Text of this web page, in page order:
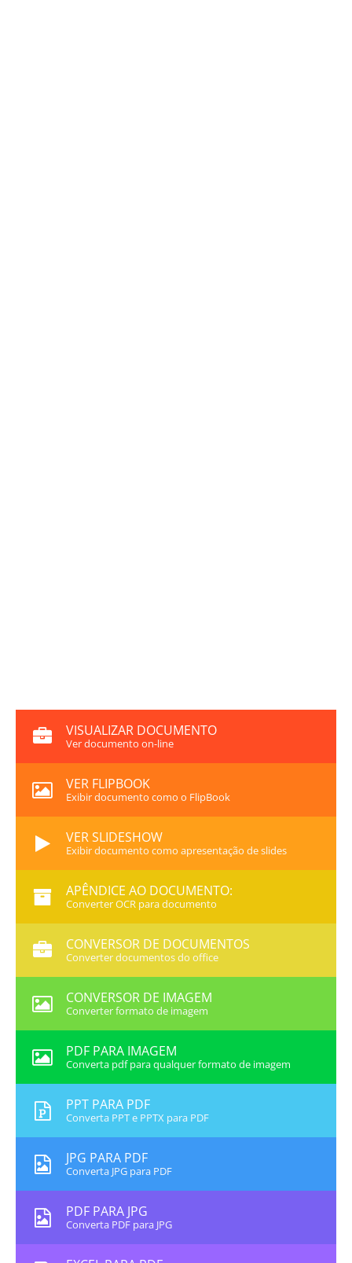
VISUALIZAR DOCUMENTO
Ver documento on-line
VER FLIPBOOK
Exibir documento como o FlipBook
VER SLIDESHOW
Exibir documento como apresentação de slides
APÊNDICE AO DOCUMENTO:
Converter OCR para documento
CONVERSOR DE DOCUMENTOS
Converter documentos do office
CONVERSOR DE IMAGEM
Converter formato de imagem
PDF PARA IMAGEM
Converta pdf para qualquer formato de imagem
PPT PARA PDF
Converta PPT e PPTX para PDF
JPG PARA PDF
Converta JPG para PDF
PDF PARA JPG
Converta PDF para JPG